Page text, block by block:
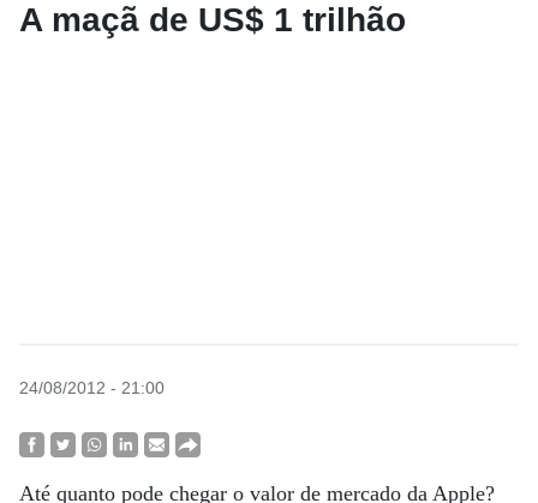
A maçã de US$ 1 trilhão
24/08/2012 - 21:00
Até quanto pode chegar o valor de mercado da Apple?